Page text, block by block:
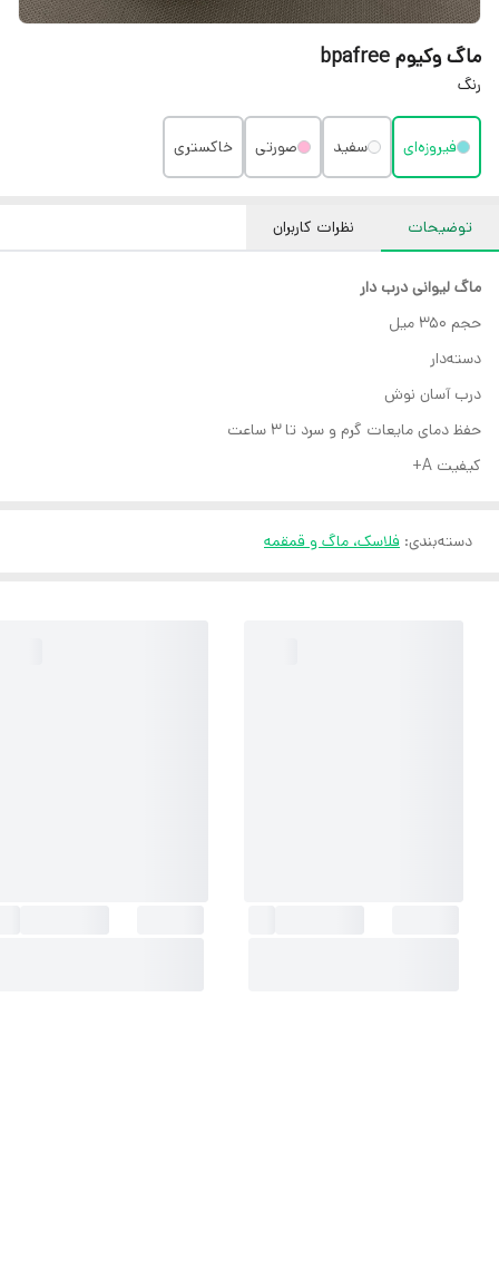
ماگ وکیوم bpafree
رنگ
فیروزه‌ای سفید صورتی خاکستری
توضیحات نظرات کاربران
ماگ لیوانی درب دار
حجم 350 میل
دستەدار
درب آسان نوش
حفظ دمای مایعات گرم و سرد تا 3 ساعت
کیفیت A+
دسته‌بندی: فلاسک، ماگ و قمقمه